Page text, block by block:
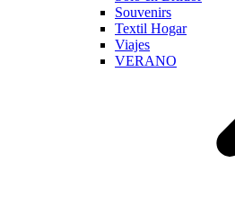
Souvenirs
Textil Hogar
Viajes
VERANO